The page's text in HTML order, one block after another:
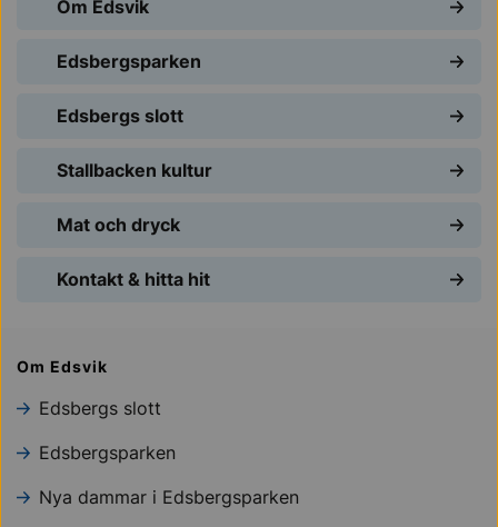
Om Edsvik
Edsbergsparken
Edsbergs slott
Stallbacken kultur
Mat och dryck
Kontakt & hitta hit
Om Edsvik
Edsbergs slott
Edsbergsparken
Nya dammar i Edsbergsparken